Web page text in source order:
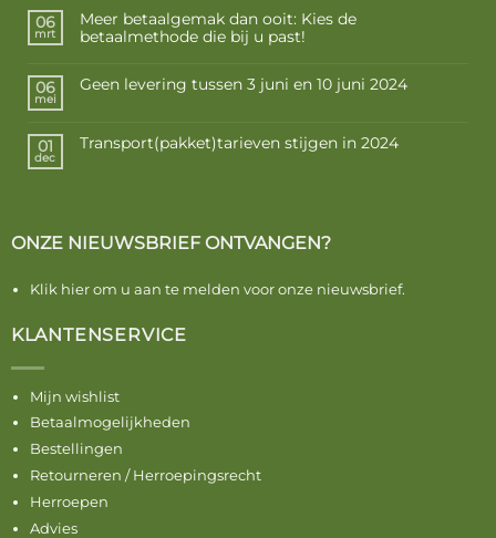
06
mrt
Meer betaalgemak dan ooit: Kies de
betaalmethode die bij u past!
06
mei
Geen levering tussen 3 juni en 10 juni 2024
01
dec
Transport(pakket)tarieven stijgen in 2024
ONZE NIEUWSBRIEF ONTVANGEN?
Klik hier om u aan te melden voor onze nieuwsbrief.
KLANTENSERVICE
Mijn wishlist
Betaalmogelijkheden
Bestellingen
Retourneren / Herroepingsrecht
Herroepen
Advies